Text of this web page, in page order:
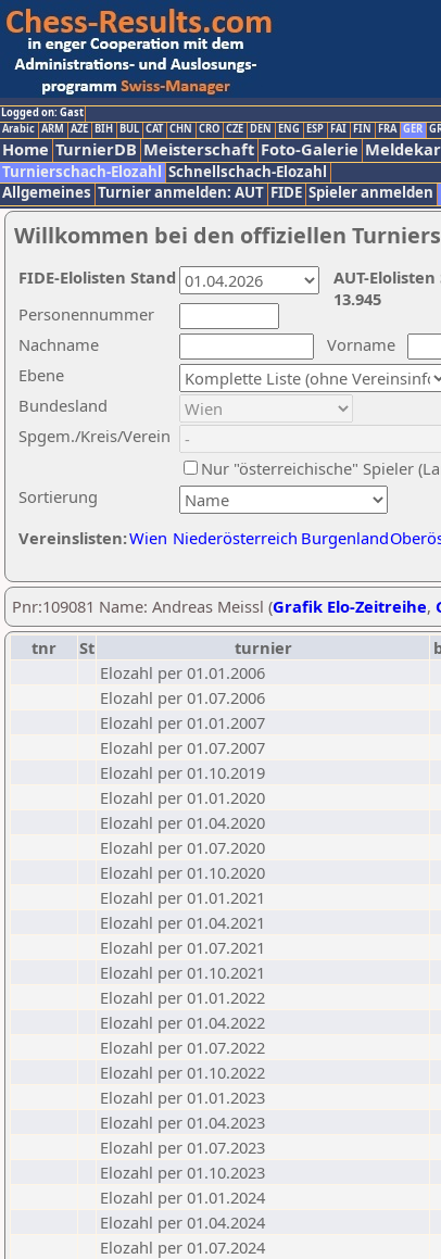
Logged on: Gast
Arabic ARM AZE BIH BUL CAT CHN CRO CZE DEN ENG ESP FAI FIN FRA GER
Home TurnierDB Meisterschaft Foto-Galerie
Turnierschach-Elozahl Schnellschach-Elozahl
Allgemeines Turnier anmelden: AUT FIDE Spieler anmelden
Willkommen bei den offiziellen
Nachname
Vorname
Ebene
Sortierung
Personennummer
Bundesland
Spgem./Kreis/Verein
Nur "österreichische" Spieler
Vereinslisten:Wien Niederösterreich Burgenland
AUT-
13.945
FIDE-Elolisten Stand
Pnr:109081 Name: Andreas Meissl (Grafik Elo-Zeitreihe,
tnr
St turnier
Elozahl per 01.01.2006
Elozahl per 01.07.2006
Elozahl per 01.01.2007
Elozahl per 01.07.2007
Elozahl per 01.10.2019
Elozahl per 01.01.2020
Elozahl per 01.04.2020
Elozahl per 01.07.2020
Elozahl per 01.10.2020
Elozahl per 01.01.2021
Elozahl per 01.04.2021
Elozahl per 01.07.2021
Elozahl per 01.10.2021
Elozahl per 01.01.2022
Elozahl per 01.04.2022
Elozahl per 01.07.2022
Elozahl per 01.10.2022
Elozahl per 01.01.2023
Elozahl per 01.04.2023
Elozahl per 01.07.2023
Elozahl per 01.10.2023
Elozahl per 01.01.2024
Elozahl per 01.04.2024
Elozahl per 01.07.2024